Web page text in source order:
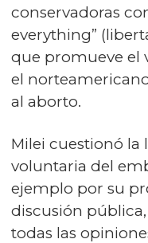
conservadoras
everything”
que promueve el
el
al aborto.
Milei cuestionó la
voluntaria del
ejemplo por su
discusión
todas las